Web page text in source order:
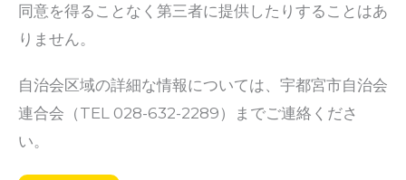
同意を得ることなく第三者に提供したりすることはあ
りません。
自治会区域の詳細な情報については、宇都宮市自治会
連合会（TEL 028-632-2289）までご連絡くださ
い。